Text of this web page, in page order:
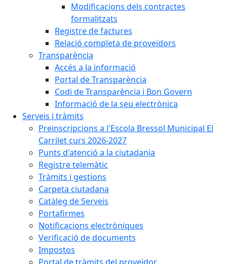
Modificacions dels contractes
formalitzats
Registre de factures
Relació completa de proveïdors
Transparència
Accés a la informació
Portal de Transparència
Codi de Transparència i Bon Govern
Informació de la seu electrònica
Serveis i tràmits
Preinscripcions a l'Escola Bressol Municipal El
Carrilet curs 2026-2027
Punts d'atenció a la ciutadania
Registre telemàtic
Tràmits i gestions
Carpeta ciutadana
Catàleg de Serveis
Portafirmes
Notificacions electròniques
Verificació de documents
Impostos